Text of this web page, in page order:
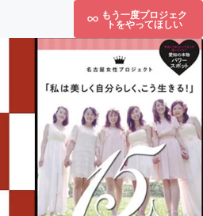
もう一度プロジェク
トをやってほしい